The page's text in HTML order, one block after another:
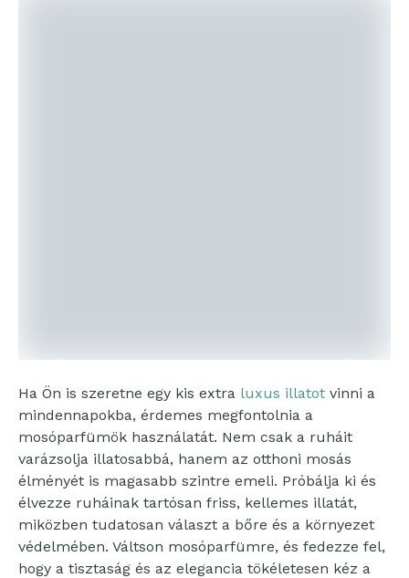
Ha Ön is szeretne egy kis extra luxus illatot vinni a
mindennapokba, érdemes megfontolnia a
mosóparfümök használatát. Nem csak a ruháit
varázsolja illatosabbá, hanem az otthoni mosás
élményét is magasabb szintre emeli. Próbálja ki és
élvezze ruháinak tartósan friss, kellemes illatát,
miközben tudatosan választ a bőre és a környezet
védelmében. Váltson mosóparfümre, és fedezze fel,
hogy a tisztaság és az elegancia tökéletesen kéz a